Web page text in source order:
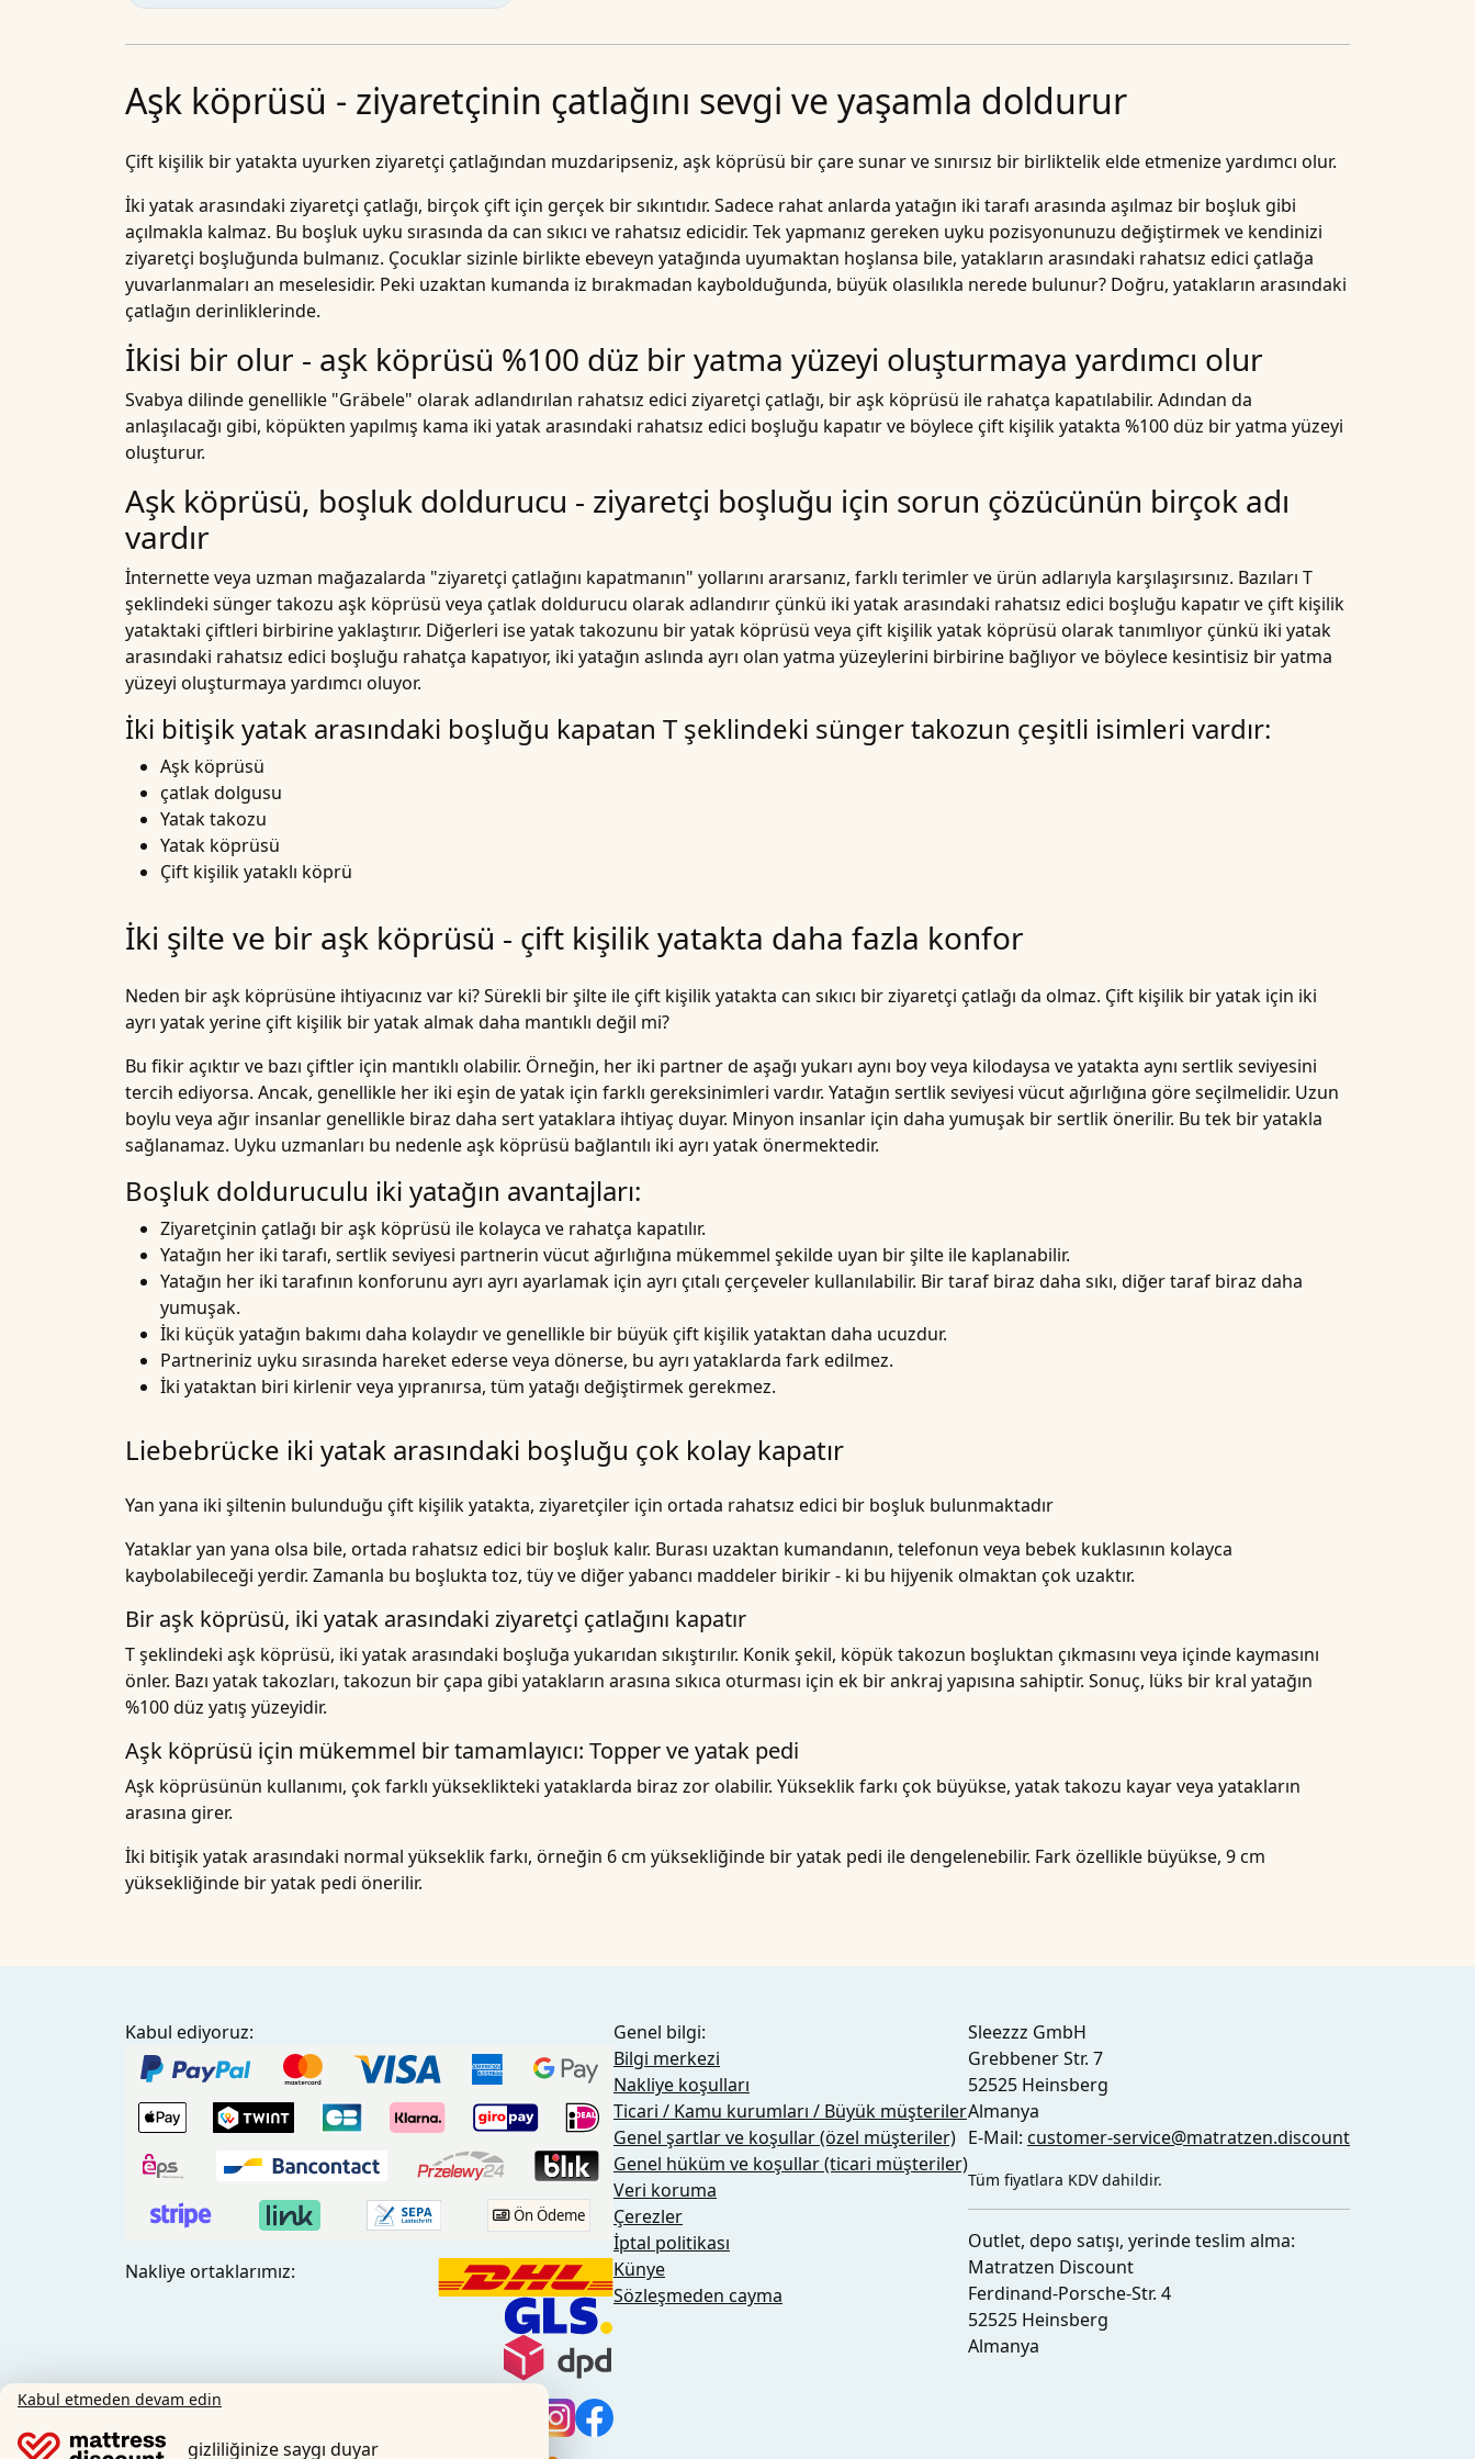
Aşk köprüsü - ziyaretçinin çatlağını sevgi ve yaşamla doldurur
Çift kişilik bir yatakta uyurken ziyaretçi çatlağından muzdaripseniz, aşk köprüsü bir çare sunar ve sınırsız bir birliktelik elde etmenize yardımcı olur.
İki yatak arasındaki ziyaretçi çatlağı, birçok çift için gerçek bir sıkıntıdır. Sadece rahat anlarda yatağın iki tarafı arasında aşılmaz bir boşluk gibi
açılmakla kalmaz. Bu boşluk uyku sırasında da can sıkıcı ve rahatsız edicidir. Tek yapmanız gereken uyku pozisyonunuzu değiştirmek ve kendinizi
ziyaretçi boşluğunda bulmanız. Çocuklar sizinle birlikte ebeveyn yatağında uyumaktan hoşlansa bile, yatakların arasındaki rahatsız edici çatlağa
yuvarlanmaları an meselesidir. Peki uzaktan kumanda iz bırakmadan kaybolduğunda, büyük olasılıkla nerede bulunur? Doğru, yatakların arasındaki
çatlağın derinliklerinde.
İkisi bir olur - aşk köprüsü %100 düz bir yatma yüzeyi oluşturmaya yardımcı olur
Svabya dilinde genellikle "Gräbele" olarak adlandırılan rahatsız edici ziyaretçi çatlağı, bir aşk köprüsü ile rahatça kapatılabilir. Adından da
anlaşılacağı gibi, köpükten yapılmış kama iki yatak arasındaki rahatsız edici boşluğu kapatır ve böylece çift kişilik yatakta %100 düz bir yatma yüzeyi
oluşturur.
Aşk köprüsü, boşluk doldurucu - ziyaretçi boşluğu için sorun çözücünün birçok adı
vardır
İnternette veya uzman mağazalarda "ziyaretçi çatlağını kapatmanın" yollarını ararsanız, farklı terimler ve ürün adlarıyla karşılaşırsınız. Bazıları T
şeklindeki sünger takozu aşk köprüsü veya çatlak doldurucu olarak adlandırır çünkü iki yatak arasındaki rahatsız edici boşluğu kapatır ve çift kişilik
yataktaki çiftleri birbirine yaklaştırır. Diğerleri ise yatak takozunu bir yatak köprüsü veya çift kişilik yatak köprüsü olarak tanımlıyor çünkü iki yatak
arasındaki rahatsız edici boşluğu rahatça kapatıyor, iki yatağın aslında ayrı olan yatma yüzeylerini birbirine bağlıyor ve böylece kesintisiz bir yatma
yüzeyi oluşturmaya yardımcı oluyor.
İki bitişik yatak arasındaki boşluğu kapatan T şeklindeki sünger takozun çeşitli isimleri vardır:
Aşk köprüsü
çatlak dolgusu
Yatak takozu
Yatak köprüsü
Çift kişilik yataklı köprü
İki şilte ve bir aşk köprüsü - çift kişilik yatakta daha fazla konfor
Neden biraşk köprüsüne ihtiyacınız var ki? Sürekli bir şilte ile çift kişilik yatakta can sıkıcı bir ziyaretçi çatlağı da olmaz. Çift kişilik bir yatak için iki
ayrı yatak yerine çift kişilik bir yatak almak daha mantıklı değil mi?
Bu fikir açıktır ve bazı çiftler için mantıklı olabilir. Örneğin, her iki partner de aşağı yukarı aynı boy veya kilodaysa ve yatakta aynı sertlik seviyesini
tercih ediyorsa. Ancak, genellikle her iki eşin de yatak için farklı gereksinimleri vardır. Yatağın sertlik seviyesi vücut ağırlığına göre seçilmelidir. Uzun
boylu veya ağır insanlar genellikle biraz daha sert yataklara ihtiyaç duyar. Minyon insanlar için daha yumuşak bir sertlik önerilir. Bu tek bir yatakla
sağlanamaz. Uyku uzmanları bu nedenle aşk köprüsü bağlantılı iki ayrı yatak önermektedir.
Boşluk dolduruculu iki yatağın avantajları:
Ziyaretçinin çatlağı bir aşk köprüsü ile kolayca ve rahatça kapatılır.
Yatağın her iki tarafı, sertlik seviyesi partnerin vücut ağırlığına mükemmel şekilde uyan birşilte ile kaplanabilir.
Yatağın her iki tarafının konforunu ayrı ayrı ayarlamak için ayrı çıtalı çerçeveler kullanılabilir. Bir taraf biraz daha sıkı, diğer taraf biraz daha
yumuşak.
İki küçük yatağın bakımı daha kolaydır ve genellikle bir büyük çift kişilik yataktan daha ucuzdur.
Partneriniz uyku sırasında hareket ederse veya dönerse, bu ayrı yataklarda fark edilmez.
İki yataktan biri kirlenir veya yıpranırsa, tüm yatağı değiştirmek gerekmez.
Liebebrücke iki yatak arasındaki boşluğu çok kolay kapatır
Yan yana iki şiltenin bulunduğu çift kişilik yatakta, ziyaretçiler için ortada rahatsız edici bir boşluk bulunmaktadır
Yataklar yan yana olsa bile, ortada rahatsız edici bir boşluk kalır. Burası uzaktan kumandanın, telefonun veya bebek kuklasının kolayca
kaybolabileceği yerdir. Zamanla bu boşlukta toz, tüy ve diğer yabancı maddeler birikir - ki bu hijyenik olmaktan çok uzaktır.
Bir aşk köprüsü, iki yatak arasındaki ziyaretçi çatlağını kapatır
T şeklindeki aşk köprüsü, iki yatak arasındaki boşluğa yukarıdan sıkıştırılır. Konik şekil, köpük takozun boşluktan çıkmasını veya içinde kaymasını
önler. Bazı yatak takozları, takozun bir çapa gibi yatakların arasına sıkıca oturması için ek bir ankraj yapısına sahiptir. Sonuç, lüks bir kral yatağın
%100 düz yatış yüzeyidir.
Aşk köprüsü için mükemmel bir tamamlayıcı: Topper ve yatak pedi
Aşk köprüsünün kullanımı, çok farklı yükseklikteki yataklarda biraz zor olabilir. Yükseklik farkı çok büyükse, yatak takozu kayar veya yatakların
arasına girer.
İki bitişik yatak arasındaki normal yükseklik farkı, örneğin 6 cm yüksekliğinde bir yatak pedi ile dengelenebilir. Fark özellikle büyükse, 9 cm
yüksekliğinde bir yatak pedi önerilir.
Kabul ediyoruz:
Ön Ödeme
Nakliye ortaklarımız:
Genel bilgi:
Bilgi merkezi
Nakliye koşulları
Ticari / Kamu kurumları / Büyük müşteriler
Genel şartlar ve koşullar (özel müşteriler)
Genel hüküm ve koşullar (ticari müşteriler)
Veri koruma
Çerezler
İptal politikası
Künye
Sözleşmeden cayma
Sleezzz GmbH
Grebbener Str. 7
52525 Heinsberg
Almanya
E-Mail: customer-service@matratzen.discount
Tüm fiyatlara KDV dahildir.
Outlet, depo satışı, yerinde teslim alma:
Matratzen Discount
Ferdinand-Porsche-Str. 4
52525 Heinsberg
Almanya
Kabul etmeden devam edin
gizliliğinize saygı duyar